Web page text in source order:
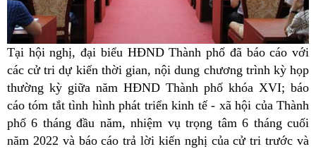
Tại hội nghị, đại biểu HĐND Thành phố đã báo cáo với
các cử tri dự kiến thời gian, nội dung chương trình kỳ họp
thường kỳ giữa năm HĐND Thành phố khóa XVI; báo
cáo tóm tắt tình hình phát triển kinh tế - xã hội của Thành
phố 6 tháng đầu năm, nhiệm vụ trọng tâm 6 tháng cuối
năm 2022 và báo cáo trả lời kiến nghị của cử tri trước và